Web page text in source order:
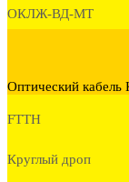
ОКЛЖ-ВД-МТ
Оптический
FTTH
Круглый дроп